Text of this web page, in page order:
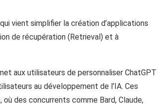
vient simplifier la création d’applications
de récupération (Retrieval) et à
aux utilisateurs de personnaliser ChatGPT
au développement de l’IA. Ces
des concurrents comme Bard, Claude,